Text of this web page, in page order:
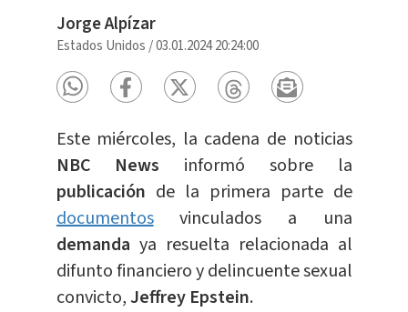
Jorge Alpízar
Estados Unidos /03.01.2024 20:24:00
Este miércoles, la cadena de noticias
NBC News informó sobre la
publicación de la primera parte de
documentosvinculados a una
demanda ya resuelta relacionada al
difunto financiero y delincuente sexual
convicto, Jeffrey Epstein.